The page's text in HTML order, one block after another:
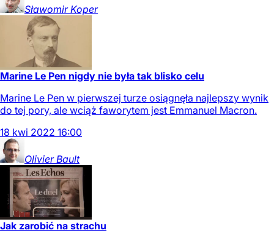
Sławomir Koper
Marine Le Pen nigdy nie była tak blisko celu
Marine Le Pen w pierwszej turze osiągnęła najlepszy wynik
do tej pory, ale wciąż faworytem jest Emmanuel Macron.
18 kwi 2022 16:00
Olivier Bault
Jak zarobić na strachu